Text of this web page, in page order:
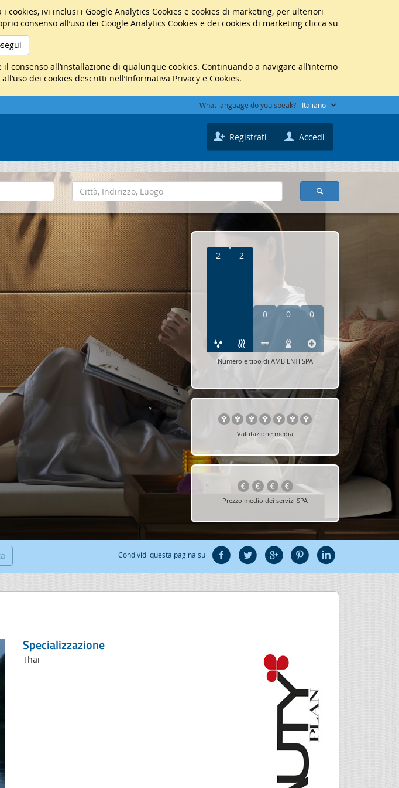
ivi inclusi i Google Analytics Cookies e cookies di marketing, per ulteriori
consenso all’uso dei Google Analytics Cookies e dei cookies di marketing clicca su
consenso all’installazione di qualunque cookies. Continuando a navigare all’interno
dei cookies descritti nell’Informativa Privacy e Cookies.
What language do you speak? Italiano
Registrati Accedi
2 2
0 0 0
Numero e tipo di AMBIENTI SPA
Valutazione media
Prezzo medio dei servizi SPA
Condividi questa pagina su
Specializzazione
Thai